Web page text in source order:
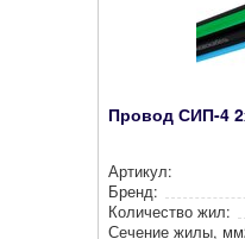
Провод СИП-4
Артикул:
Бренд:
Количество жил:
Сечение жилы,